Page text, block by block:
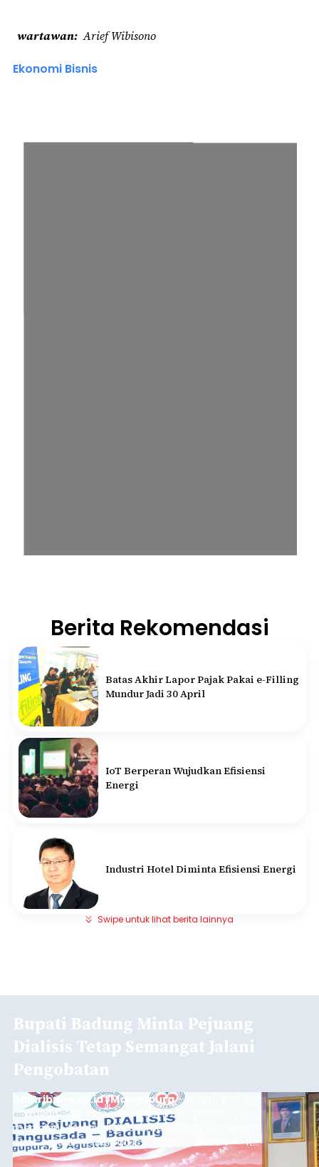
wartawan Arief Wibisono
Ekonomi Bisnis
Berita Rekomendasi
Batas Akhir Lapor Pajak Pakai e-Filling
Mundur Jadi 30 April
IoT Berperan Wujudkan Efisiensi
Energi
Industri Hotel Diminta Efisiensi Energi
Swipe untuk lihat berita lainnya
Bupati Badung Minta Pejuang
Dialisis Tetap Semangat Jalani
Pengobatan
balitribune.co.id | Mangupura- Bupati Badung
I Wayan Adi Arnawa meminta pasien yang
menjalani terapi dialisis untuk tetap semangat
dan tidak berputus asa. Pesan itu
disampaikannya saat menghadiri Sarasehan